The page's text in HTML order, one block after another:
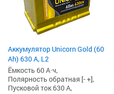
Аккумулятор Unicorn Gold (60
Ah) 630 А, L2
Ёмкость 60 А·ч,
Полярность обратная [- +],
Пусковой ток 630 А,